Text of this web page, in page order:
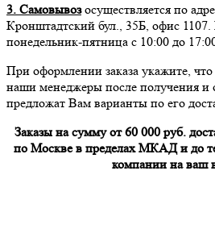
3. Самовывозосуществляется по
Кронштадтский бул., 35Б, офис
понедельник-пятница с 10:00 до
При оформлении заказа укажите,
наши менеджеры после получения и
предложат Вам варианты по его
Заказы на сумму от 60 000 руб.
по Москве в пределах МКАД и до
компании на ваш